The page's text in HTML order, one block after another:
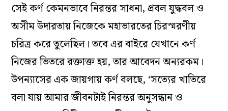
সেই কর্ণ কেমনভাবে নিরন্তর সাধনা, প্রবল যুদ্ধবল ও
অসীম উদারতায় নিজেকে মহাভারতের চিরস্মরণীয়
চরিত্র করে তুলেছিল। তবে এর বাইরে যেখানে কর্ণ
নিজের ভিতরে রক্তাক্ত হয়, তার আবেদন অন‍্যরকম।
উপন্যাসের এক জায়গায় কর্ণ বলছে, ‘সত‍্যের খাতিরে
বলা যায় আমার জীবনটাই নিরন্তর অনুসন্ধান ও